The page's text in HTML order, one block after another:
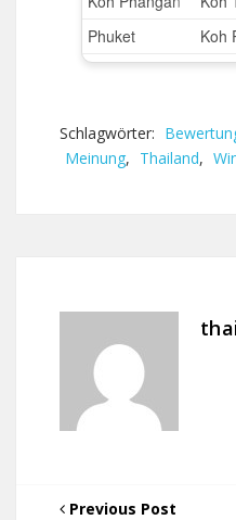
Schlagwörter:
Meinung, Thailand,
Previous Post